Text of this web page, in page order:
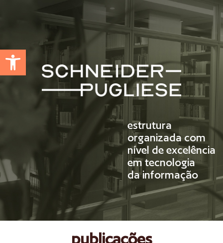
Abrir a barra de ferramentas
estrutura
organizada com
nível de excelência
em tecnologia
da informação
publicações